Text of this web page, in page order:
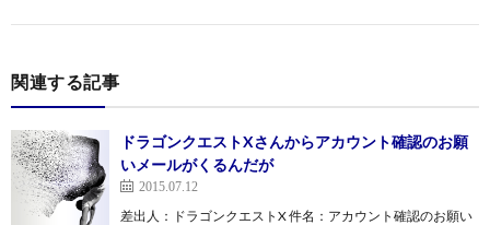
関連する記事
ドラゴンクエストXさんからアカウント確認のお願
いメールがくるんだが
2015.07.12
差出人：ドラゴンクエストX 件名：アカウント確認のお願い